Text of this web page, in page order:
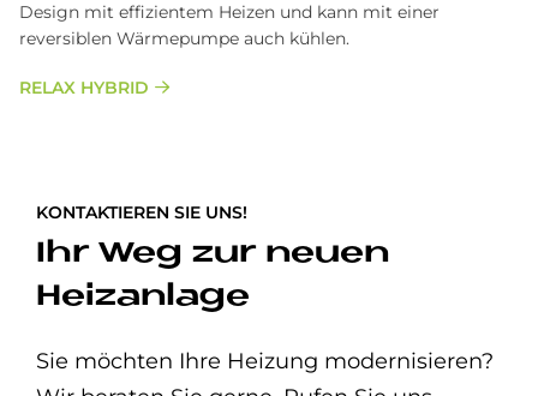
Design mit effizientem Heizen und kann mit einer
reversiblen Wärmepumpe auch kühlen.
RELAX HYBRID
KONTAKTIEREN SIE UNS!
Ihr Weg zur neuen
Heizanlage
Sie möchten Ihre Heizung modernisieren?